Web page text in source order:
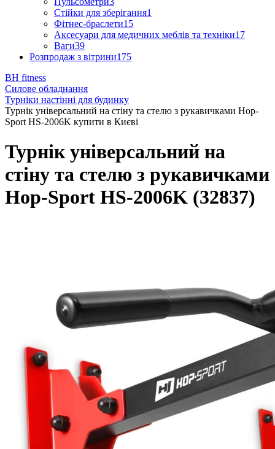
Стійки для зберігання1
Фітнес-браслети15
Аксесуари для медичних меблів та техніки17
Ваги39
Розпродаж з вітрини175
BH fitness
Силове обладнання
Турніки настінні для будинку
Турнік універcальний на стіну та стелю з рукавичками Hop-
Sport HS-2006K купити в Києві
Турнік універcальний на
стіну та стелю з рукавичками
Hop-Sport HS-2006K (32837)